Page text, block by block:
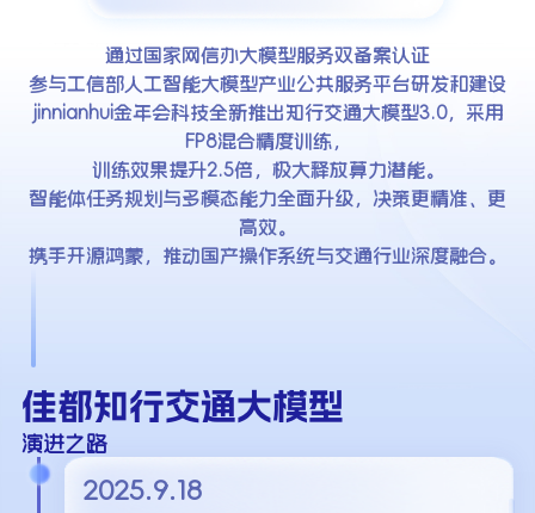
通过国家网信办大模型服务双备案认证
参与工信部人工智能大模型产业公共服务平台研发和建设
jinnianhui金年会科技全新推出知行交通大模型3.0，采用
FP8混合精度训练，
训练效果提升2.5倍，极大释放算力潜能。
智能体任务规划与多模态能力全面升级，决策更精准、更
高效。
携手开源鸿蒙，推动国产操作系统与交通行业深度融合。
佳都知行交通大模型
演进之路
2025.9.18